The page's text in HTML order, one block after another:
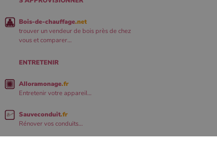
Bois-de-chauffage.net
trouver un vendeur de bois près de chez
vous et comparer...
ENTRETENIR
Alloramonage.fr
Entretenir votre appareil...
Sauveconduit.fr
Rénover vos conduits...